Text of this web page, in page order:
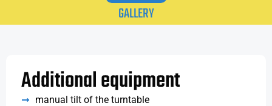
GALLERY
Additional equipment
manual tilt of the turntable